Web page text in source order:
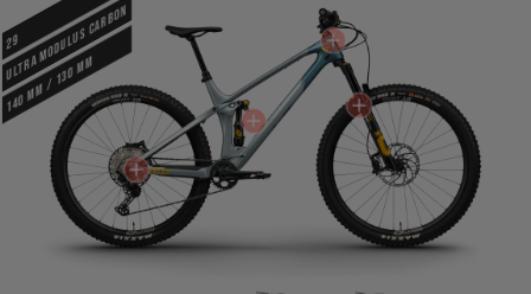
29
Ultra Modulus Carbon
140 mm / 130 mm